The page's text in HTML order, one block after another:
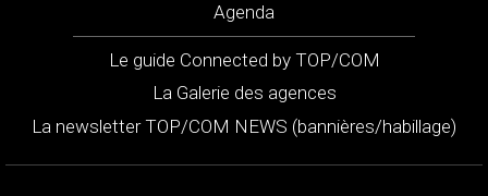
Agenda
Le guide Connected by TOP/COM
La Galerie des agences
La newsletter TOP/COM NEWS (bannières/habillage)